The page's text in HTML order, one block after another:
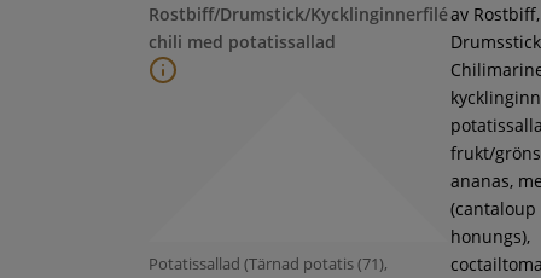
Rostbiff/Drumstick/Kycklinginnerfilé
chili med potatissallad
Potatissallad (Tärnad potatis (71),
av Rostbiff,
frukt/
ananas,
(cantaloup
honungs),